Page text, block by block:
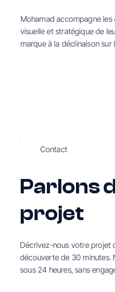
Mohamad accompagne les
visuelle et stratégique de
marque à la déclinaison
Contact
Parlons
projet
Décrivez-nous votre projet
découverte de 30 minutes.
sous 24 heures, sans